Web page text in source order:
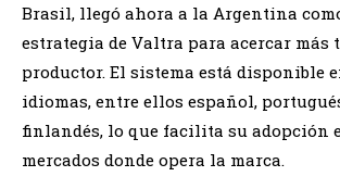
Brasil, llegó ahora a la Argentina
estrategia de Valtra para acercar más
productor. El sistema está disponible
idiomas, entre ellos español,
finlandés, lo que facilita su adopción
mercados donde opera la marca.